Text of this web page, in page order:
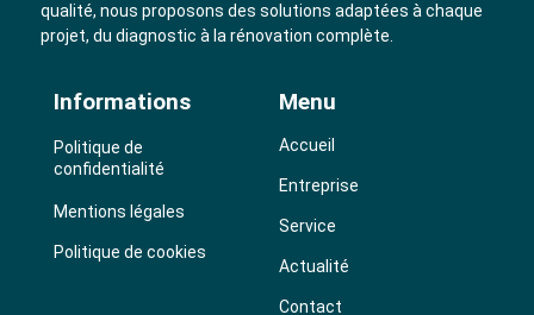
qualité, nous proposons des solutions adaptées à chaque
projet, du diagnostic à la rénovation complète.
Informations
Politique de
confidentialité
Mentions légales
Politique de cookies
Menu
Accueil
Entreprise
Service
Actualité
Contact